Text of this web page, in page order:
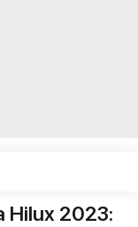
Hilux 2023: